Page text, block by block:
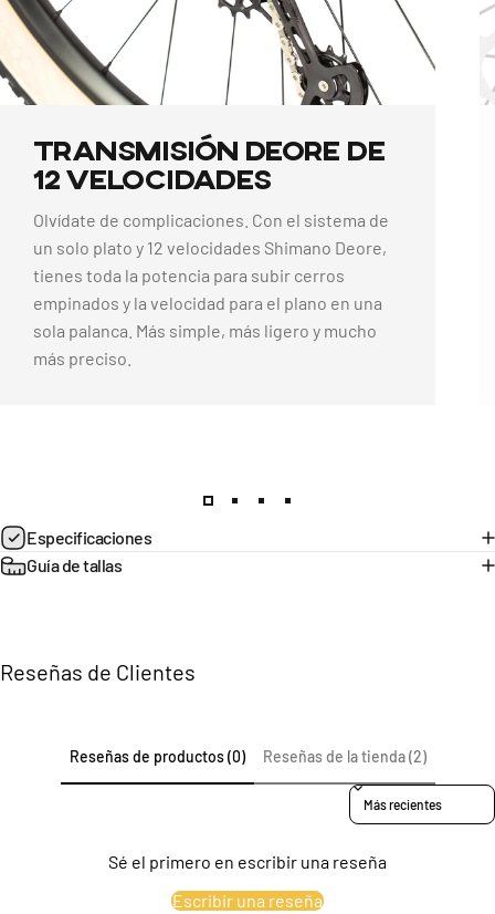
Transmisión Deore de
12 Velocidades
Olvídate de complicaciones. Con el sistema de
un solo plato y 12 velocidades Shimano Deore,
tienes toda la potencia para subir cerros
empinados y la velocidad para el plano en una
sola palanca. Más simple, más ligero y mucho
más preciso.
Página 1
Página 2
Página 3Página 4
Especificaciones
Guía de tallas
Reseñas de Clientes
Reseñas de productos (0) Reseñas de la tienda (2)
Sort reviews by
Sé el primero en escribir una reseña
Escribir una reseña